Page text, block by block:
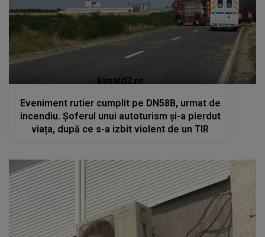
kanald2.ro
Eveniment rutier cumplit pe DN58B, urmat de
incendiu. Șoferul unui autoturism și-a pierdut
viața, după ce s-a izbit violent de un TIR